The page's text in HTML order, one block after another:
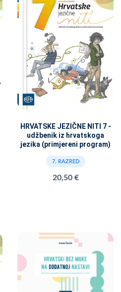
HRVATSKE JEZIČNE NITI 7 -
udžbenik iz hrvatskoga
jezika (primjereni program)
7. RAZRED
20,50 €